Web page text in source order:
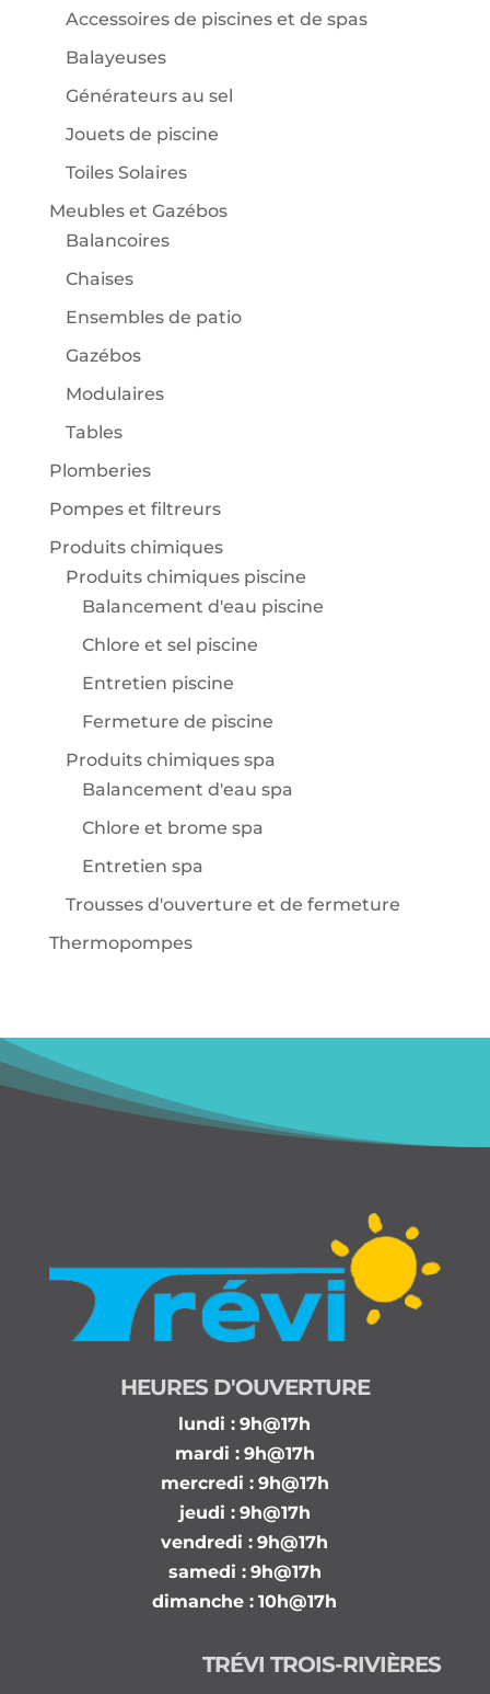
Accessoires de piscines et de spas
Balayeuses
Générateurs au sel
Jouets de piscine
Toiles Solaires
Meubles et Gazébos
Balancoires
Chaises
Ensembles de patio
Gazébos
Modulaires
Tables
Plomberies
Pompes et filtreurs
Produits chimiques
Produits chimiques piscine
Balancement d'eau piscine
Chlore et sel piscine
Entretien piscine
Fermeture de piscine
Produits chimiques spa
Balancement d'eau spa
Chlore et brome spa
Entretien spa
Trousses d'ouverture et de fermeture
Thermopompes
HEURES D'OUVERTURE
lundi : 9h@17h
mardi : 9h@17h
mercredi : 9h@17h
jeudi : 9h@17h
vendredi : 9h@17h
samedi : 9h@17h
dimanche : 10h@17h
TRÉVI TROIS-RIVIÈRES